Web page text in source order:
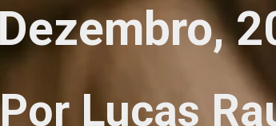
Lucas